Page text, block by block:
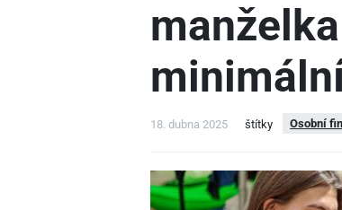
18. dubna 2025 štítky Osobní